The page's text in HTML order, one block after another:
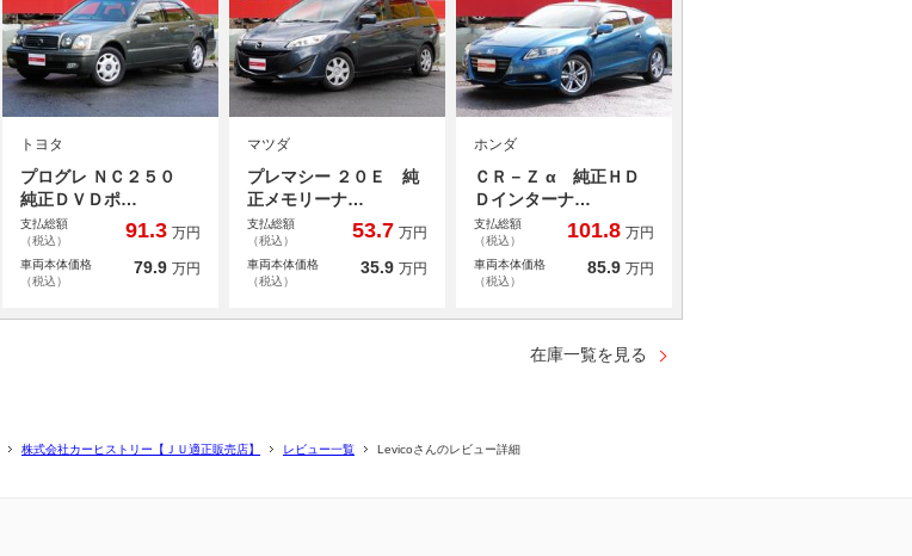
トヨタ
プログレ ＮＣ２５０
純正ＤＶＤポ…
支払総額
（税込）
91.3 万円
車両本体価格
（税込）
79.9 万円
マツダ
プレマシー ２０Ｅ 純
正メモリーナ…
支払総額
（税込）
53.7 万円
車両本体価格
（税込）
35.9 万円
ホンダ
ＣＲ－Ｚ α 純正ＨＤ
Ｄインターナ…
支払総額
（税込）
101.8 万円
車両本体価格
（税込）
85.9 万円
在庫一覧を見る
株式会社カーヒストリー【ＪＵ適正販売店】 レビュー一覧 Levicoさんのレビュー詳細